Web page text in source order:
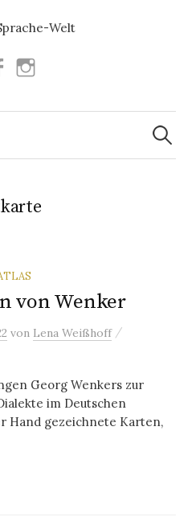
Facebook
Suchen
nach:
von Wenker
von Lena Weißhoff /
Georg Wenkers zur
im Deutschen
Hand gezeichnete Karten,